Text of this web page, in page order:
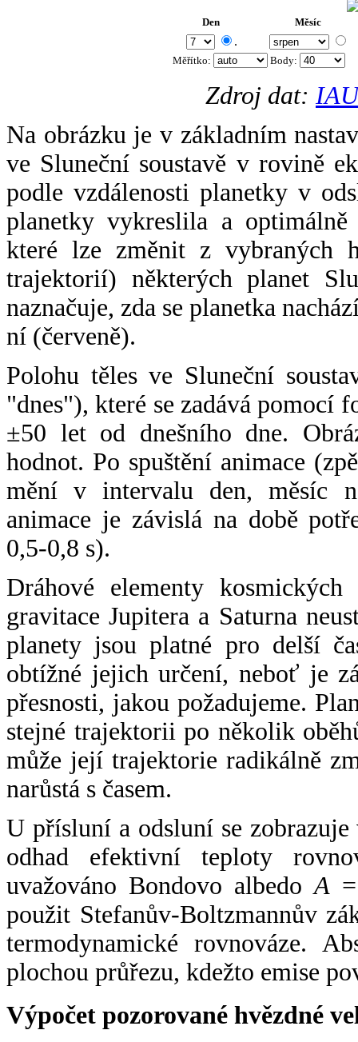
Den Měsíc
.
Měřítko: Body:
Zdroj dat:
Na obrázku je v základním
ve Sluneční soustavě v rovině
podle vzdálenosti planetky v
planetky vykreslila a
které lze změnit z vybraných
trajektorií) některých planet
naznačuje, zda se planetka
ní (červeně).
Polohu těles ve Sluneční
"dnes"), které se zadává pomocí
±50 let od dnešního dne.
hodnot. Po spuštění animace
mění v intervalu den, měsíc
animace je závislá na době
0,5-0,8 s).
Dráhové elementy
gravitace Jupitera a Saturna
planety jsou platné pro delší
obtížné jejich určení, neboť je
přesnosti, jakou požadujeme.
stejné trajektorii po několik
může její trajektorie radikálně
narůstá s časem.
U přísluní a odsluní se
odhad efektivní teploty
uvažováno Bondovo albedoA
použit Stefanův-Boltzmannův
termodynamické rovnováze.
plochou průřezu, kdežto emise
Výpočet pozorované hvězdné